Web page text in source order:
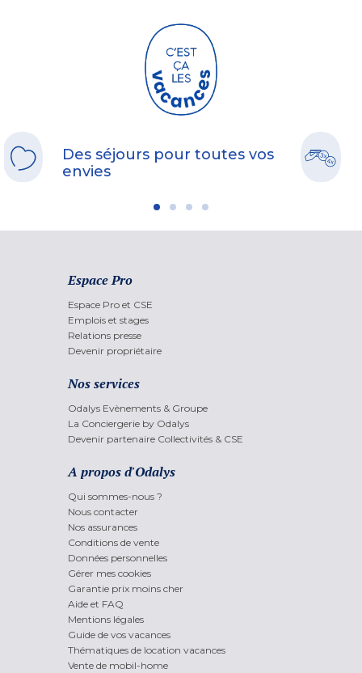
Envie d’un court séjour pour profiter d’un week-end enneigé ? Découvrez
un week-end au ski
Des séjours pour toutes vos
envies
Espace Pro
Espace Pro et CSE
Emplois et stages
Relations presse
Devenir propriétaire
Nos services
Odalys Evènements & Groupe
La Conciergerie by Odalys
Devenir partenaire Collectivités & CSE
A propos d'Odalys
Qui sommes-nous ?
Nous contacter
Nos assurances
Conditions de vente
Données personnelles
Gérer mes cookies
Garantie prix moins cher
Aide et FAQ
Mentions légales
Guide de vos vacances
Thématiques de location vacances
Vente de mobil-home